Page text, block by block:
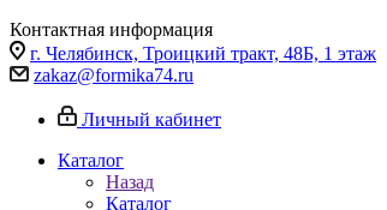
Контактная информация
г. Челябинск, Троицкий тракт, 48Б, 1 этаж
zakaz@formika74.ru
Личный кабинет
Каталог
Назад
Каталог